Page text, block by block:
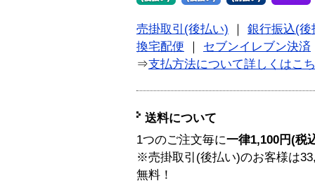
売掛取引(後払い)
銀行振込(後
換宅配便
セブンイレブン決済
⇒支払方法について詳しくはこ
送料について
1つのご注文毎に一律1,100円(税
※売掛取引(後払い)のお客様は
無料！